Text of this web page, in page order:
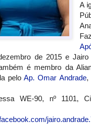
A
de 2015 e
é membro da
peloAp. Omar Andrade,
WE-90, nº 1101,